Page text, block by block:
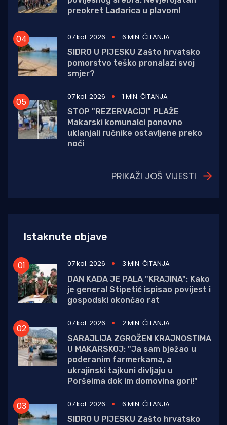
preokret Lađarica u plavom!
07 kol. 2026
6 MIN. ČITANJA
SIDRO U PIJESKU Zašto hrvatsko
pomorstvo teško pronalazi svoj
smjer?
07 kol. 2026
1 MIN. ČITANJA
STOP "REZERVACIJI" PLAŽE
Makarski komunalci ponovno
uklanjali ručnike ostavljene preko
noći
PRIKAŽI JOŠ VIJESTI
Istaknute objave
07 kol. 2026
3 MIN. ČITANJA
DAN KADA JE PALA "KRAJINA": Kako
je general Stipetić ispisao povijest i
gospodski okončao rat
07 kol. 2026
2 MIN. ČITANJA
SARAJLIJA ZGROŽEN KRAJNOSTIMA
U MAKARSKOJ: "Ja sam bježao u
poderanim farmerkama, a
ukrajinski tajkuni divljaju u
Poršeima dok im domovina gori!"
07 kol. 2026
6 MIN. ČITANJA
SIDRO U PIJESKU Zašto hrvatsko